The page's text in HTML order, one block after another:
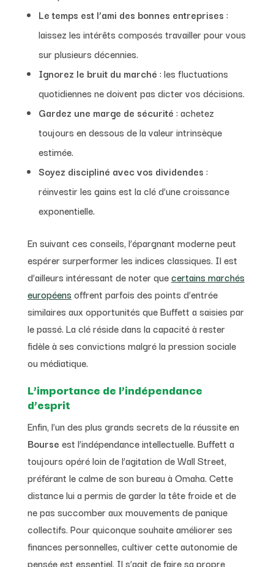
Le temps est l’ami des bonnes entreprises :
laissez les intérêts composés travailler pour vous
sur plusieurs décennies.
Ignorez le bruit du marché : les fluctuations
quotidiennes ne doivent pas dicter vos décisions.
Gardez une marge de sécurité : achetez
toujours en dessous de la valeur intrinsèque
estimée.
Soyez discipliné avec vos dividendes :
réinvestir les gains est la clé d’une croissance
exponentielle.
En suivant ces conseils, l’épargnant moderne peut
espérer surperformer les indices classiques. Il est
d’ailleurs intéressant de noter quecertains marchés
européens offrent parfois des points d’entrée
similaires aux opportunités que Buffett a saisies par
le passé. La clé réside dans la capacité à rester
fidèle à ses convictions malgré la pression sociale
ou médiatique.
L’importance de l’indépendance
d’esprit
Enfin, l’un des plus grands secrets de la réussite en
Bourse est l’indépendance intellectuelle. Buffett a
toujours opéré loin de l’agitation de Wall Street,
préférant le calme de son bureau à Omaha. Cette
distance lui a permis de garder la tête froide et de
ne pas succomber aux mouvements de panique
collectifs. Pour quiconque souhaite améliorer ses
finances personnelles, cultiver cette autonomie de
pensée est essentiel. Il s’agit de faire sa propre